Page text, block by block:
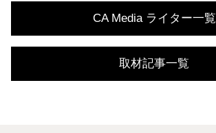
CA Media ライター一覧
取材記事一覧